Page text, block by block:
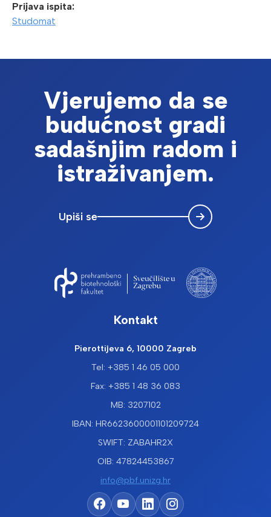
Prijava ispita:
Studomat
Vjerujemo da se
budućnost gradi
sadašnjim radom i
istraživanjem.
Upiši se
Kontakt
Pierottijeva 6, 10000 Zagreb
Tel: +385 1 46 05 000
Fax: +385 1 48 36 083
MB: 3207102
IBAN: HR6623600001101209724
SWIFT: ZABAHR2X
OIB: 47824453867
info@pbf.unizg.hr